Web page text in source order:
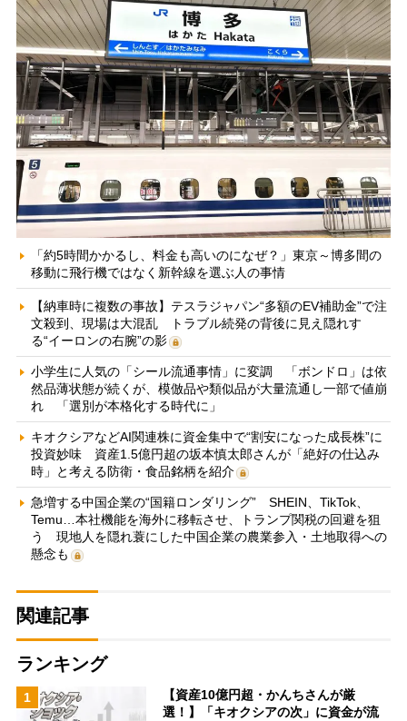
「約5時間かかるし、料金も高いのになぜ？」東京～博多間の
移動に飛行機ではなく新幹線を選ぶ人の事情
【納車時に複数の事故】テスラジャパン“多額のEV補助金”で注
文殺到、現場は大混乱 トラブル続発の背後に見え隠れす
る“イーロンの右腕”の影
小学生に人気の「シール流通事情」に変調 「ボンドロ」は依
然品薄状態が続くが、模倣品や類似品が大量流通し一部で値崩
れ 「選別が本格化する時代に」
キオクシアなどAI関連株に資金集中で“割安になった成長株”に
投資妙味 資産1.5億円超の坂本慎太郎さんが「絶好の仕込み
時」と考える防衛・食品銘柄を紹介
急増する中国企業の“国籍ロンダリング” SHEIN、TikTok、
Temu…本社機能を海外に移転させ、トランプ関税の回避を狙
う 現地人を隠れ蓑にした中国企業の農業参入・土地取得への
懸念も
関連記事
ランキング
1
【資産10億円超・かんちさんが厳
選！】「キオクシアの次」に資金が流